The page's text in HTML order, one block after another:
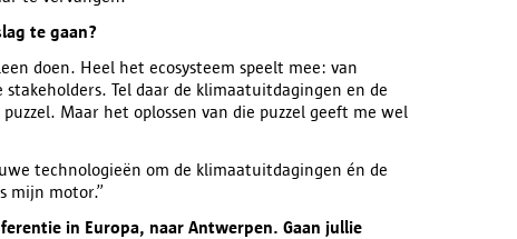
te gaan?
doen. Heel het ecosysteem speelt mee: van
Tel daar de klimaatuitdagingen en de
Maar het oplossen van die puzzel geeft me wel
technologieën om de klimaatuitdagingen én de
mijn motor.”
in Europa, naar Antwerpen. Gaan jullie